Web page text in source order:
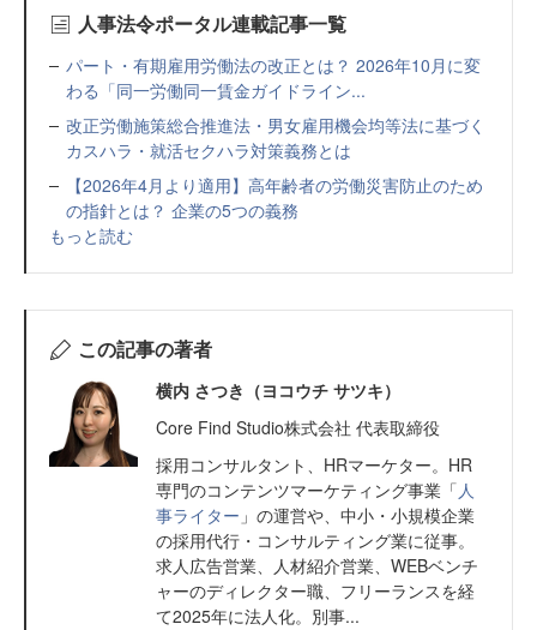
人事法令ポータル連載記事一覧
パート・有期雇用労働法の改正とは？ 2026年10月に変
わる「同一労働同一賃金ガイドライン...
改正労働施策総合推進法・男女雇用機会均等法に基づく
カスハラ・就活セクハラ対策義務とは
【2026年4月より適用】高年齢者の労働災害防止のため
の指針とは？ 企業の5つの義務
もっと読む
この記事の著者
横内 さつき（ヨコウチ サツキ）
Core Find Studio株式会社 代表取締役
採用コンサルタント、HRマーケター。HR
専門のコンテンツマーケティング事業「人
事ライター 」の運営や、中小・小規模企業
の採用代行・コンサルティング業に従事。
求人広告営業、人材紹介営業、WEBベンチ
ャーのディレクター職、フリーランスを経
て2025年に法人化。別事...